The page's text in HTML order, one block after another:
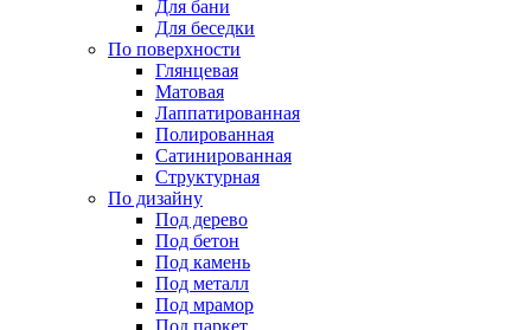
Для бани
Для беседки
По поверхности
Глянцевая
Матовая
Лаппатированная
Полированная
Сатинированная
Структурная
По дизайну
Под дерево
Под бетон
Под камень
Под металл
Под мрамор
Под паркет